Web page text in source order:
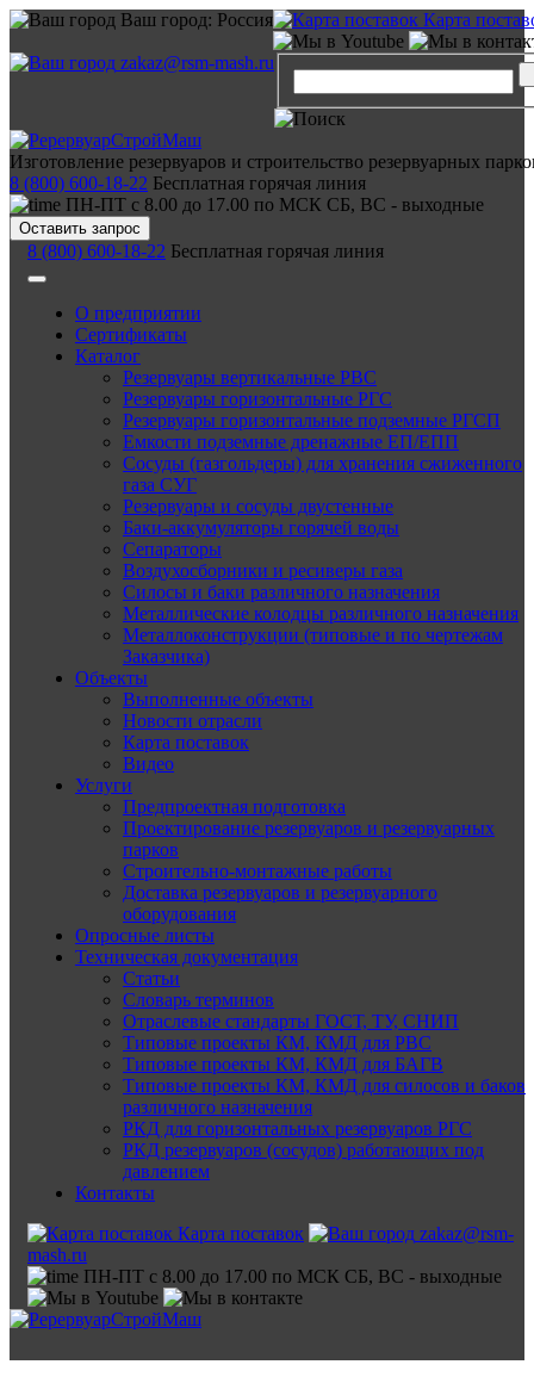
Ваш город: Россия Карта
zakaz@rsm-mash.ru
Изготовление резервуаров и строительство резервуарных
8 (800) 600-18-22 Бесплатная горячая линия
ПН-ПТ с 8.00 до 17.00 по МСК СБ, ВС - выходные
Оставить запрос
8 (800) 600-18-22 Бесплатная горячая линия
О предприятии
Сертификаты
Каталог
Резервуары вертикальные РВС
Резервуары горизонтальные РГС
Резервуары горизонтальные подземные РГСП
Емкости подземные дренажные ЕП/ЕПП
Сосуды (газгольдеры) для хранения сжиженного
газа СУГ
Резервуары и сосуды двустенные
Баки-аккумуляторы горячей воды
Сепараторы
Воздухосборники и ресиверы газа
Силосы и баки различного назначения
Металлические колодцы различного назначения
Металлоконструкции (типовые и по чертежам
Заказчика)
Объекты
Выполненные объекты
Новости отрасли
Карта поставок
Видео
Услуги
Предпроектная подготовка
Проектирование резервуаров и резервуарных
парков
Строительно-монтажные работы
Доставка резервуаров и резервуарного
оборудования
Опросные листы
Техническая документация
Статьи
Словарь терминов
Отраслевые стандарты ГОСТ, ТУ, СНИП
Типовые проекты КМ, КМД для РВС
Типовые проекты КМ, КМД для БАГВ
Типовые проекты КМ, КМД для силосов и баков
различного назначения
РКД для горизонтальных резервуаров РГС
РКД резервуаров (сосудов) работающих под
давлением
Контакты
Карта поставок
zakaz@rsm-
mash.ru
ПН-ПТ с 8.00 до 17.00 по МСК СБ, ВС - выходные